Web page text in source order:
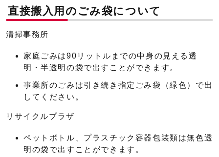
直接搬入用のごみ袋について
清掃事務所
家庭ごみは90リットルまでの中身の見える透
明・半透明の袋で出すことができます。
事業所のごみは引き続き指定ごみ袋（緑色）で出
してください。
リサイクルプラザ
ペットボトル、プラスチック容器包装類は無色透
明の袋で出すことができます。